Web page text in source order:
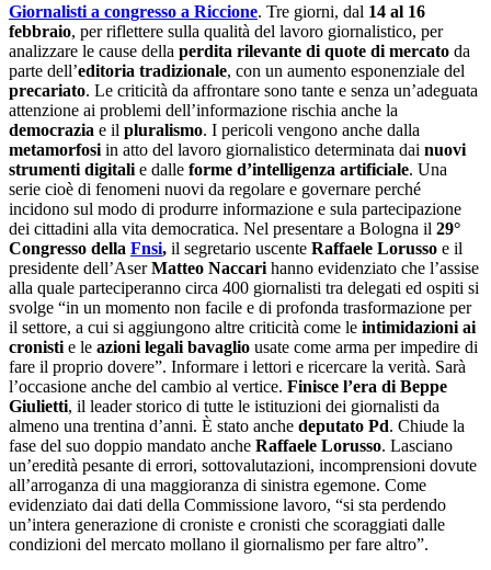
Giornalisti a congresso a Riccione. Tre giorni, dal 14 al 16
febbraio, per riflettere sulla qualità del lavoro giornalistico, per
analizzare le cause della perdita rilevante di quote di mercato da
parte dell’editoria tradizionale, con un aumento esponenziale del
precariato. Le criticità da affrontare sono tante e senza un’adeguata
attenzione ai problemi dell’informazione rischia anche la
democrazia e il pluralismo. I pericoli vengono anche dalla
metamorfosi in atto del lavoro giornalistico determinata dai nuovi
strumenti digitali e dalle forme d’intelligenza artificiale. Una
serie cioè di fenomeni nuovi da regolare e governare perché
incidono sul modo di produrre informazione e sula partecipazione
dei cittadini alla vita democratica. Nel presentare a Bologna il 29°
Congresso della Fnsi, il segretario uscente Raffaele Lorusso e il
presidente dell’AserMatteo Naccari hanno evidenziato che l’assise
alla quale parteciperanno circa 400 giornalisti tra delegati ed ospiti si
svolge “in un momento non facile e di profonda trasformazione per
il settore, a cui si aggiungono altre criticità come le intimidazioni ai
cronisti e le azioni legali bavaglio usate come arma per impedire di
fare il proprio dovere”. Informare i lettori e ricercare la verità. Sarà
l’occasione anche del cambio al vertice. Finisce l’era di Beppe
Giulietti, il leader storico di tutte le istituzioni dei giornalisti da
almeno una trentina d’anni. È stato anche deputato Pd. Chiude la
fase del suo doppio mandato anche Raffaele Lorusso. Lasciano
un’eredità pesante di errori, sottovalutazioni, incomprensioni dovute
all’arroganza di una maggioranza di sinistra egemone. Come
evidenziato dai dati della Commissione lavoro, “si sta perdendo
un’intera generazione di croniste e cronisti che scoraggiati dalle
condizioni del mercato mollano il giornalismo per fare altro”.